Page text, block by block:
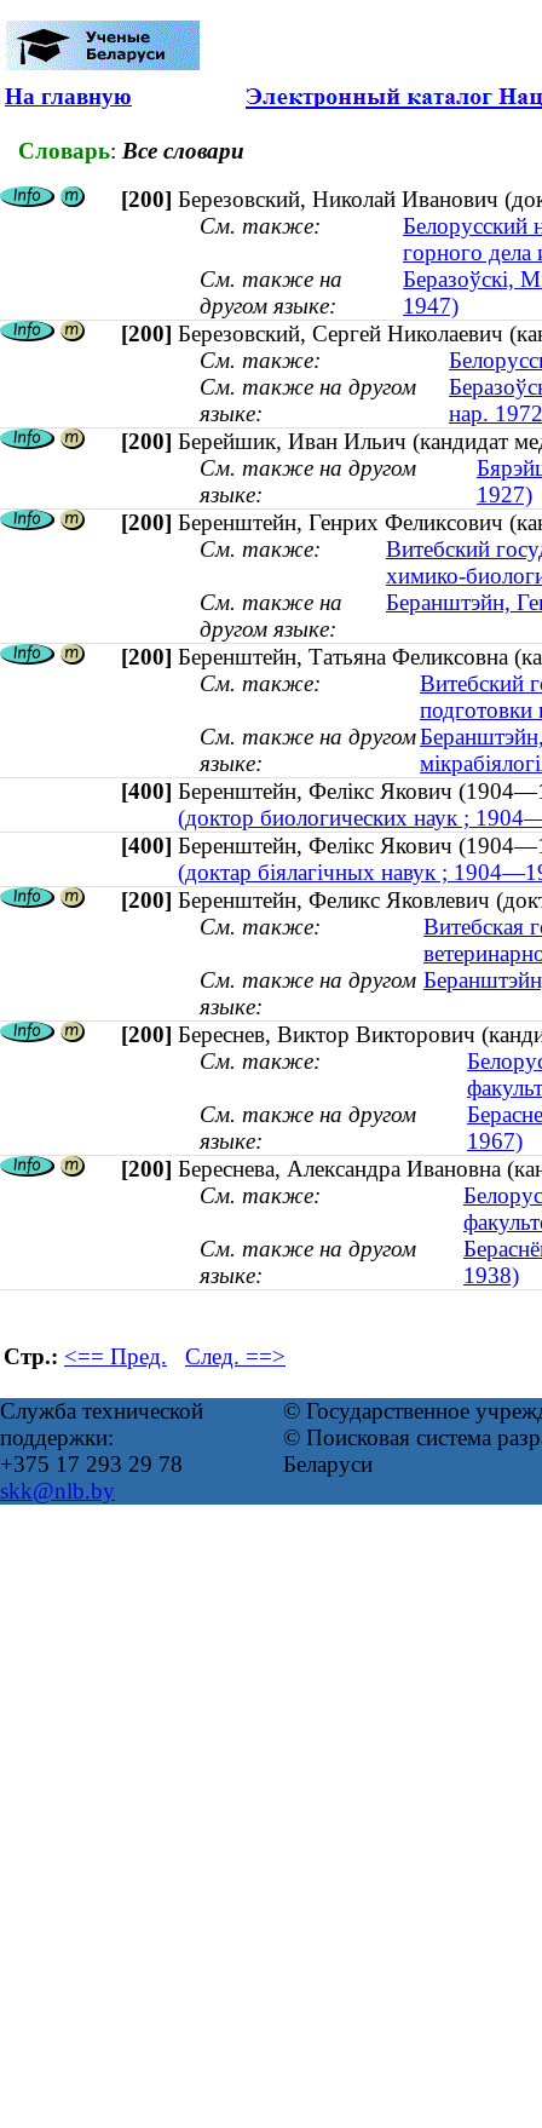
На главную
Словарь: Все словари
[200] Березовский, Николай Иванович
См. также:
Белорусский
горного дела
См. также на
другом языке:
Беразоўскі,
1947)
[200] Березовский, Сергей Николаевич
См. также:
См. также на другом
языке:
нар.
[200] Берейшик, Иван Ильич (кандидат
См. также на другом
языке:
1927)
[200] Беренштейн, Генрих Феликсович
См. также:
Витебский
химико-
См. также на
другом языке:
Беранштэйн,
[200] Беренштейн, Татьяна Феликсовна
См. также:
Витебский
См. также на другом
языке:
[400] Беренштейн, Фелікс Якович
(доктор биологических наук ;
[400] Беренштейн, Фелікс Якович
(доктар біялагічных навук ;
[200] Беренштейн, Феликс Яковлевич
См. также:
Витебская
См. также на другом
языке:
[200] Береснев, Виктор Викторович
См. также:
См. также на другом
языке:
1967)
[200] Береснева, Александра Ивановна
См. также:
См. также на другом
языке:
1938)
Стр.: <== Пред. След. ==>
Служба технической
поддержки:
+375 17 293 29 78
skk@nlb.by
© Государственное
© Поисковая система
Беларуси